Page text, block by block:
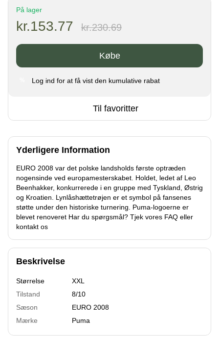
På lager
kr.153.77 kr.230.69
Købe
Log ind for at få vist den kumulative rabat
Til favoritter
Yderligere Information
EURO 2008 var det polske landsholds første optræden
nogensinde ved europamesterskabet. Holdet, ledet af Leo
Beenhakker, konkurrerede i en gruppe med Tyskland, Østrig
og Kroatien. Lynlåshættetrøjen er et symbol på fansenes
støtte under den historiske turnering. Puma-logoerne er
blevet renoveret Har du spørgsmål? Tjek vores FAQ eller
kontakt os
Beskrivelse
Størrelse
XXL
Tilstand
8/10
Sæson
EURO 2008
Mærke
Puma